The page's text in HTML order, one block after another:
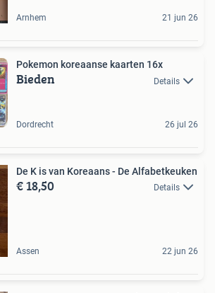
Arnhem 21 jun 26
Pokemon koreaanse kaarten 16x
Bieden Details
Dordrecht 26 jul 26
De K is van Koreaans - De Alfabetkeuken
€ 18,50 Details
Assen 22 jun 26